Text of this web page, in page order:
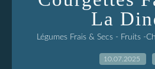
La
Légumes Frais & Secs - Fruits -
10.07.2025